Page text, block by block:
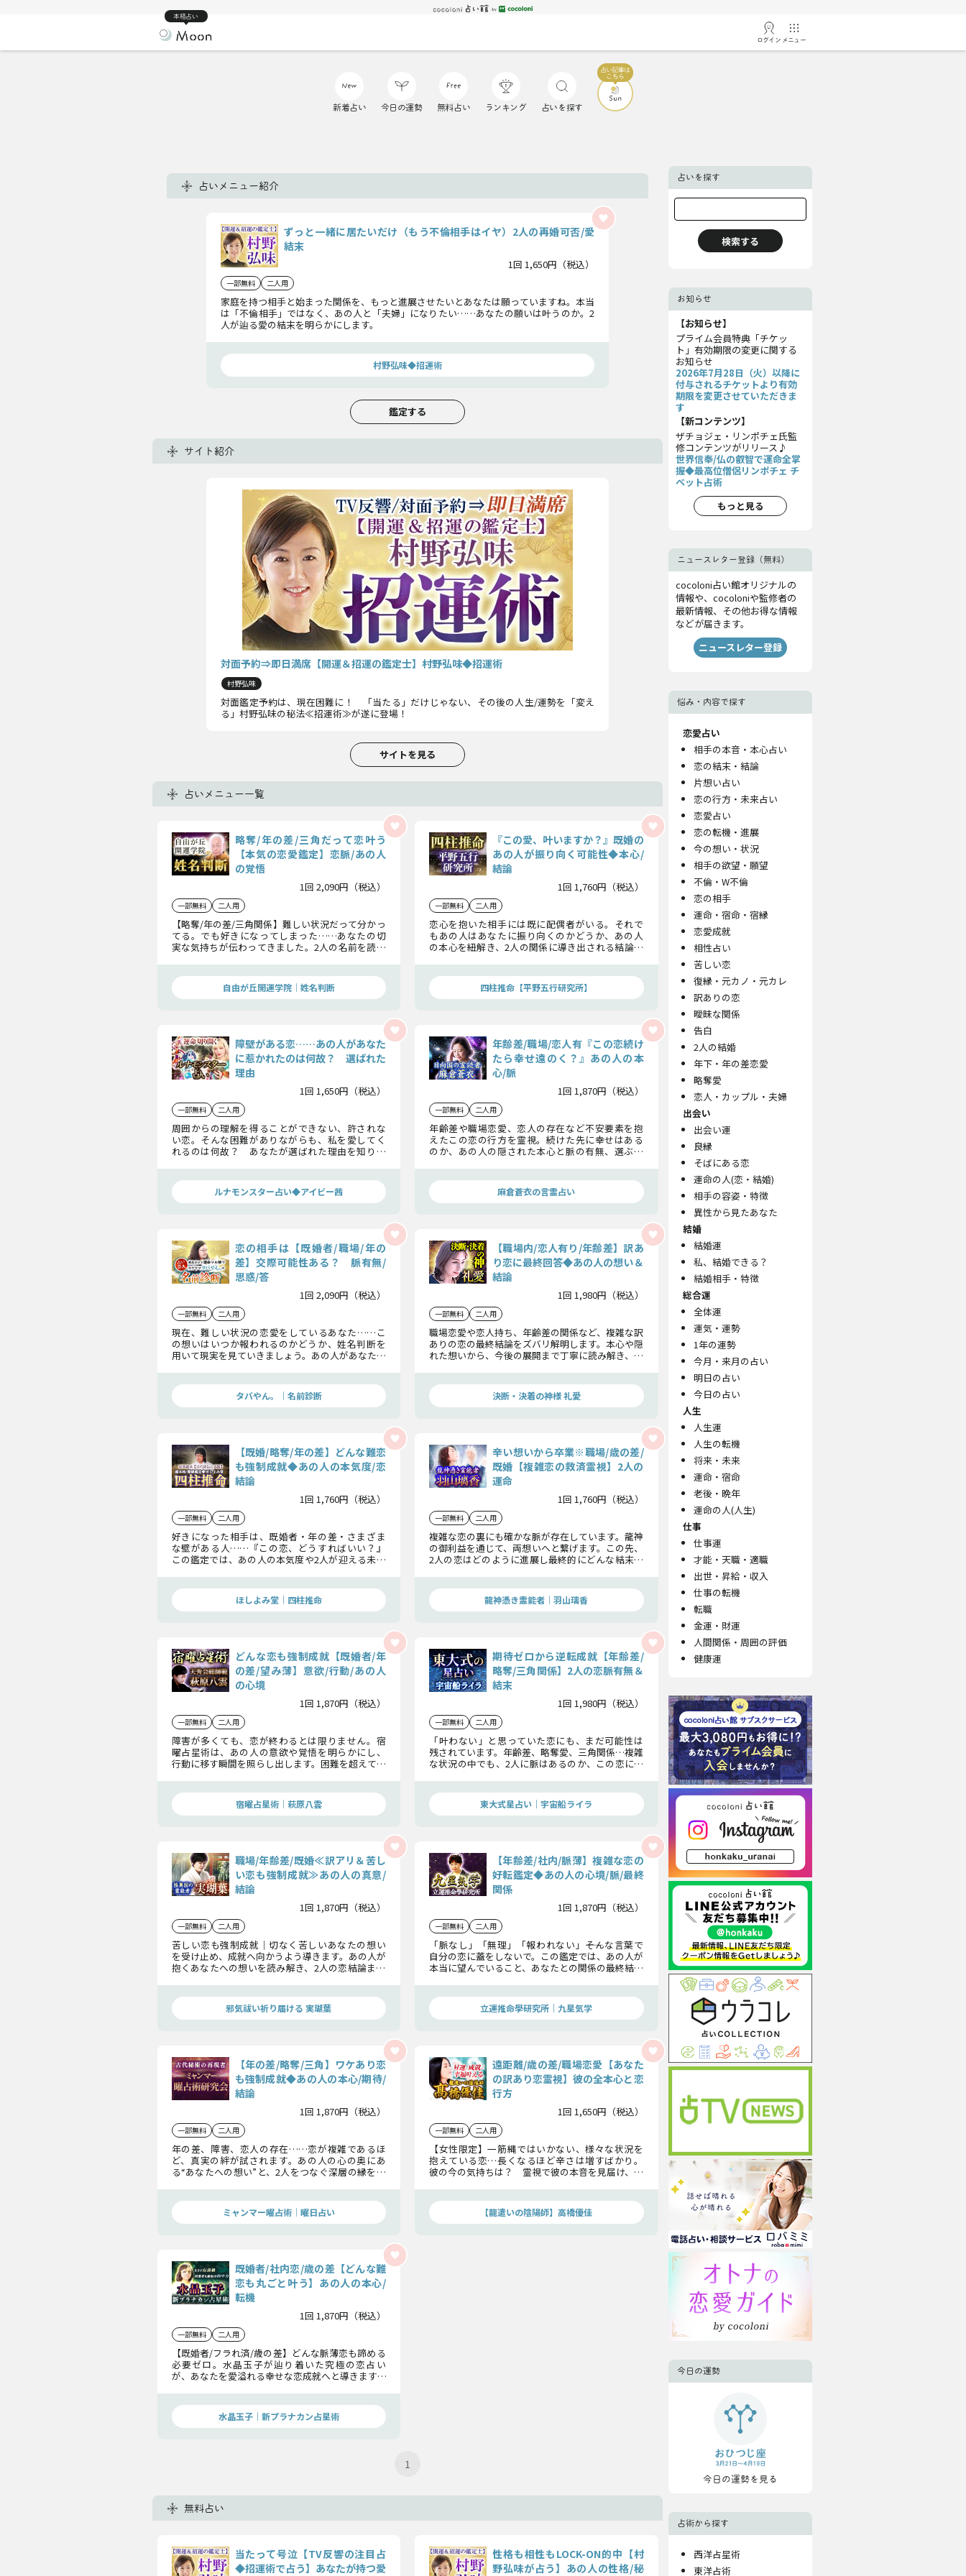
本格占い
ログイン メニュー
新着占い 今日の運勢 無料占い ランキング 占いを探す
占いメニュー紹介
ずっと一緒に居たいだけ（もう不倫相手はイヤ）2人の再婚可否/愛
結末
1回 1,650円（税込）
一部無料 二人用
家庭を持つ相手と始まった関係を、もっと進展させたいとあなたは願っていますね。本当
は「不倫相手」ではなく、あの人と「夫婦」になりたい……あなたの願いは叶うのか。2
人が辿る愛の結末を明らかにします。
村野弘味◆招運術
鑑定する
サイト紹介
対面予約⇒即日満席【開運＆招運の鑑定士】村野弘味◆招運術
村野弘味
対面鑑定予約は、現在困難に！ 「当たる」だけじゃない、その後の人生/運勢を「変え
る」村野弘味の秘法≪招運術≫が遂に登場！
サイトを見る
占いメニュー一覧
略奪/年の差/三角だって恋叶う
【本気の恋愛鑑定】恋脈/あの人
の覚悟
1回 2,090円（税込）
一部無料 二人用
【略奪/年の差/三角関係】難しい状況だって分かっ
てる。でも好きになってしまった……あなたの切
実な気持ちが伝わってきました。2人の名前を読み
自由が丘開運学院│姓名判断
『この愛、叶いますか？』既婚の
あの人が振り向く可能性◆本心/
結論
1回 1,760円（税込）
一部無料 二人用
恋心を抱いた相手には既に配偶者がいる。それで
もあの人はあなたに振り向くのかどうか、あの人
の本心を紐解き、2人の関係に導き出される結論に
四柱推命【平野五行研究所】
障壁がある恋……あの人があなた
に惹かれたのは何故？ 選ばれた
理由
1回 1,650円（税込）
一部無料 二人用
周囲からの理解を得ることができない、許されな
い恋。そんな困難がありながらも、私を愛してく
れるのは何故？ あなたが選ばれた理由を知りま
ルナモンスター占い◆アイビー茜
年齢差/職場/恋人有『この恋続け
たら幸せ遠のく？』あの人の本
心/脈
1回 1,870円（税込）
一部無料 二人用
年齢差や職場恋愛、恋人の存在など不安要素を抱
えたこの恋の行方を霊視。続けた先に幸せはある
のか、あの人の隠された本心と脈の有無、選ぶべ
麻倉蒼衣の言霊占い
恋の相手は【既婚者/職場/年の
差】交際可能性ある？ 脈有無/
思惑/答
1回 2,090円（税込）
一部無料 二人用
現在、難しい状況の恋愛をしているあなた……こ
の想いはいつか報われるのかどうか、姓名判断を
用いて現実を見ていきましょう。あの人があなたに
タバやん。｜名前診断
【職場内/恋人有り/年齢差】訳あ
り恋に最終回答◆あの人の想い＆
結論
1回 1,980円（税込）
一部無料 二人用
職場恋愛や恋人持ち、年齢差の関係など、複雑な訳
ありの恋の最終結論をズバリ解明します。本心や隠
れた想いから、今後の展開まで丁寧に読み解き、あ
決断・決着の神様 礼愛
【既婚/略奪/年の差】どんな難恋
も強制成就◆あの人の本気度/恋
結論
1回 1,760円（税込）
一部無料 二人用
好きになった相手は、既婚者・年の差・さまざま
な壁がある人……『この恋、どうすればいい？』
この鑑定では、あの人の本気度や2人が迎える未来
ほしよみ堂｜四柱推命
辛い想いから卒業※職場/歳の差/
既婚【複雑恋の救済霊視】2人の
運命
1回 1,760円（税込）
一部無料 二人用
複雑な恋の裏にも確かな脈が存在しています。龍神
の御利益を通じて、両想いへと繋げます。この先、
2人の恋はどのように進展し最終的にどんな結末へ
龍神憑き霊能者｜羽山璃香
どんな恋も強制成就【既婚者/年
の差/望み薄】意欲/行動/あの人
の心境
1回 1,870円（税込）
一部無料 二人用
障害が多くても、恋が終わるとは限りません。宿
曜占星術は、あの人の意欲や覚悟を明らかにし、
行動に移す瞬間を照らし出します。困難を超えて成
宿曜占星術│萩原八雲
期待ゼロから逆転成就【年齢差/
略奪/三角関係】2人の恋脈有無＆
結末
1回 1,980円（税込）
一部無料 二人用
「叶わない」と思っていた恋にも、まだ可能性は
残されています。年齢差、略奪愛、三角関係…複雑
な状況の中でも、2人に脈はあるのか、この恋に未
東大式星占い｜宇宙船ライラ
職場/年齢差/既婚≪訳アリ＆苦し
い恋も強制成就≫あの人の真意/
結論
1回 1,870円（税込）
一部無料 二人用
苦しい恋も強制成就｜切なく苦しいあなたの想い
を受け止め、成就へ向かうよう導きます。あの人が
抱くあなたへの想いを読み解き、2人の恋結論まで
邪気祓い祈り届ける 実瑚葉
【年齢差/社内/脈薄】複雑な恋の
好転鑑定◆あの人の心境/脈/最終
関係
1回 1,870円（税込）
一部無料 二人用
「脈なし」「無理」「報われない」――そんな言葉で
自分の恋に蓋をしないで。この鑑定では、あの人が
本当に望んでいること、あなたとの関係の最終結論
立運推命學研究所｜九星気学
【年の差/略奪/三角】ワケあり恋
も強制成就◆あの人の本心/期待/
結論
1回 1,870円（税込）
一部無料 二人用
年の差、障害、恋人の存在……恋が複雑であるほ
ど、真実の絆が試されます。あの人の心の奥にあ
る“あなたへの想い”と、2人をつなぐ深層の縁を読
ご覧ください。ミャンマー曜占術│曜日占い
遠距離/歳の差/職場恋愛【あなた
の訳あり恋霊視】彼の全本心と恋
行方
1回 1,650円（税込）
一部無料 二人用
【女性限定】一筋縄ではいかない、様々な状況を
抱えている恋…長くなるほど辛さは増すばかり。
彼の今の気持ちは？ 霊視で彼の本音を見届け、こ
【龍遣いの陰陽師】高橋優佳
既婚者/社内恋/歳の差【どんな難
恋も丸ごと叶う】あの人の本心/
転機
1回 1,870円（税込）
一部無料 二人用
【既婚者/フラれ済/歳の差】どんな脈薄恋も諦める
必要ゼロ。水晶玉子が辿り着いた究極の恋占い
が、あなたを愛溢れる幸せな恋成就へと導きます。
伝えいたします。水晶玉子｜新プラナカン占星術
1
無料占い
当たって号泣【TV反響の注目占
◆招運術で占う】あなたが持つ愛
性格も相性もLOCK-ON的中【村
野弘味が占う】あの人の性格/秘
占いを探す
お知らせ
【お知らせ】
プライム会員特典「チケッ
ト」有効期限の変更に関する
お知らせ
2026年7月28日（火）以降に
付与されるチケットより有効
期限を変更させていただきま
す
【新コンテンツ】
ザチョジェ・リンポチェ氏監
修コンテンツがリリース♪
世界信奉/仏の叡智で運命全掌
握◆最高位僧侶リンポチェ チ
ベット占術
もっと見る
ニュースレター登録（無料）
cocoloni占い館オリジナルの
情報や、cocoloniや監修者の
最新情報、その他お得な情報
などが届きます。
ニュースレター登録
悩み・内容で探す
恋愛占い
相手の本音・本心占い
恋の結末・結論
片想い占い
恋の行方・未来占い
恋愛占い
恋の転機・進展
今の想い・状況
相手の欲望・願望
不倫・W不倫
恋の相手
運命・宿命・宿縁
恋愛成就
相性占い
苦しい恋
復縁・元カノ・元カレ
訳ありの恋
曖昧な関係
告白
2人の結婚
年下・年の差恋愛
略奪愛
恋人・カップル・夫婦
出会い
出会い運
良縁
そばにある恋
運命の人(恋・結婚)
相手の容姿・特徴
異性から見たあなた
結婚
結婚運
私、結婚できる？
結婚相手・特徴
総合運
全体運
運気・運勢
1年の運勢
今月・来月の占い
明日の占い
今日の占い
人生
人生運
人生の転機
将来・未来
運命・宿命
老後・晩年
運命の人(人生)
仕事
仕事運
才能・天職・適職
出世・昇給・収入
仕事の転機
転職
金運・財運
人間関係・周囲の評価
健康運
今日の運勢
今日の運勢を見る
占術から探す
西洋占星術
東洋占術